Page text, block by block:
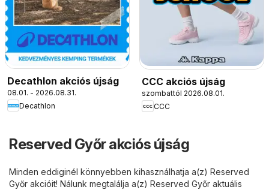
Decathlon akciós újság
08.01. - 2026.08.31.
Decathlon
CCC akciós újság
szombattól 2026.08.01.
CCC
Reserved Győr akciós újság
Minden eddiginél könnyebben kihasználhatja a(z) Reserved
Győr akcióit! Nálunk megtalálja a(z) Reserved Győr aktuális